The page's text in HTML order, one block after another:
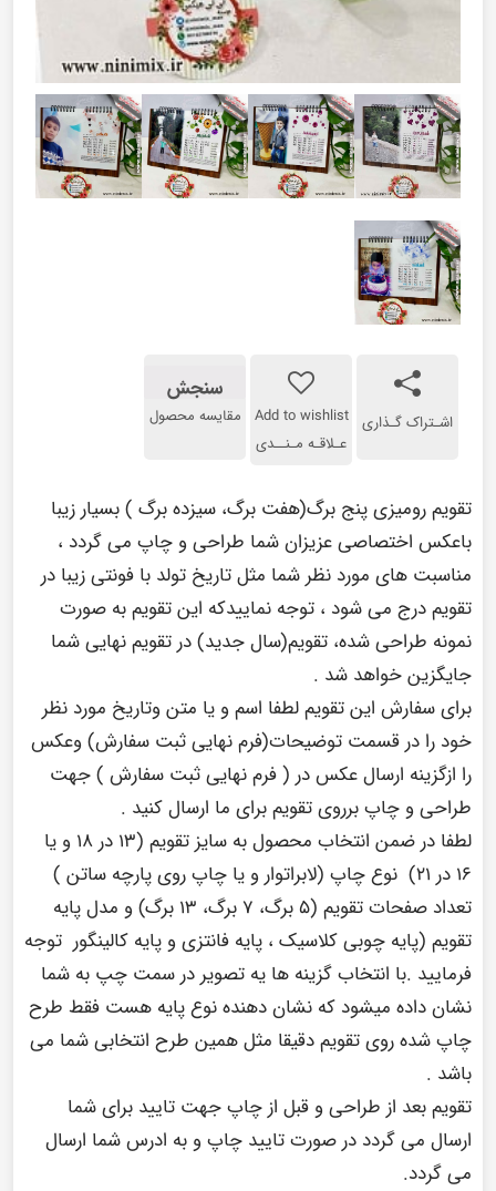
اشـتراک گـذاری Add to wishlist
عـلاقـه مـنــدی
سنجش
مقایسه محصول
تقویم رومیزی پنج برگ(هفت برگ، سیزده برگ ) بسیار زیبا
باعکس اختصاصی عزیزان شما طراحی و چاپ می گردد ،
مناسبت های مورد نظر شما مثل تاریخ تولد با فونتی زیبا در
تقویم درج می شود ، توجه نماییدکه این تقویم به صورت
نمونه طراحی شده، تقویم(سال جدید) در تقویم نهایی شما
جایگزین خواهد شد .
برای سفارش این تقویم لطفا اسم و یا متن وتاریخ مورد نظر
خود را در قسمت توضیحات(فرم نهایی ثبت سفارش) وعکس
را ازگزینه ارسال عکس در ( فرم نهایی ثبت سفارش ) جهت
طراحی و چاپ برروی تقویم برای ما ارسال کنید .
لطفا در ضمن انتخاب محصول به سایز تقویم (۱۳ در ۱۸ و یا
۱۶ در ۲۱) نوع چاپ (لابراتوار و یا چاپ روی پارچه ساتن )
تعداد صفحات تقویم (۵ برگ، ۷ برگ، ۱۳ برگ) و مدل پایه
تقویم (پایه چوبی کلاسیک ، پایه فانتزی و پایه کالینگور توجه
فرمایید .با انتخاب گزینه ها یه تصویر در سمت چپ به شما
نشان داده میشود که نشان دهنده نوع پایه هست فقط طرح
چاپ شده روی تقویم دقیقا مثل همین طرح انتخابی شما می
باشد .
تقویم بعد از طراحی و قبل از چاپ جهت تایید برای شما
ارسال می گردد در صورت تایید چاپ و به ادرس شما ارسال
می گردد.